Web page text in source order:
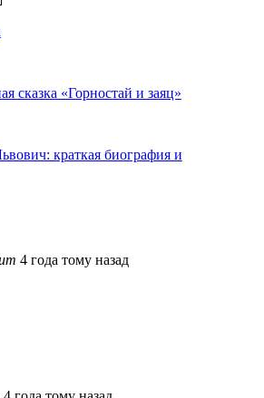
сказка «Горностай и заяц»
краткая биография и
4 года тому назад